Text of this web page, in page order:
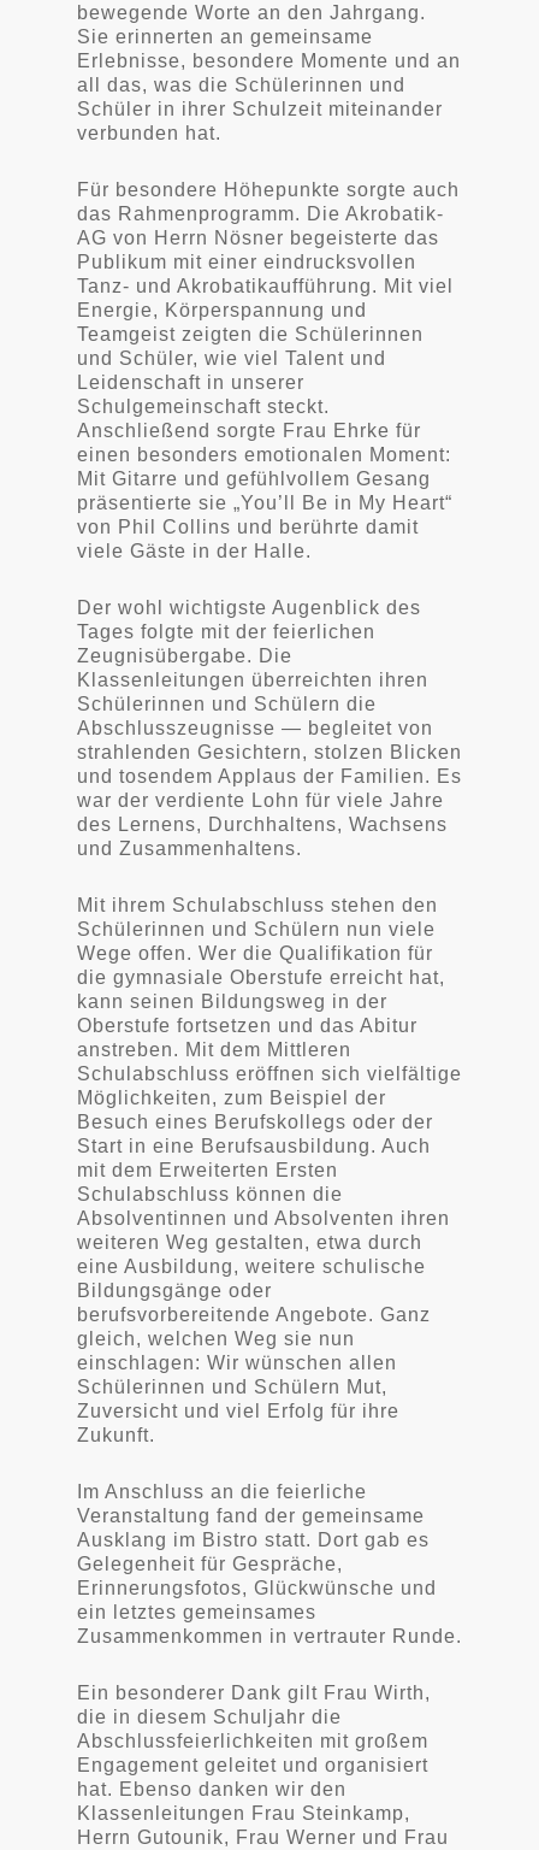
bewegende Worte an den Jahrgang.
Sie erinnerten an gemeinsame
Erlebnisse, besondere Momente und an
all das, was die Schülerinnen und
Schüler in ihrer Schulzeit miteinander
verbunden hat.
Für besondere Höhepunkte sorgte auch
das Rahmenprogramm. Die Akrobatik-
AG von Herrn Nösner begeisterte das
Publikum mit einer eindrucksvollen
Tanz- und Akrobatikaufführung. Mit viel
Energie, Körperspannung und
Teamgeist zeigten die Schülerinnen
und Schüler, wie viel Talent und
Leidenschaft in unserer
Schulgemeinschaft steckt.
Anschließend sorgte Frau Ehrke für
einen besonders emotionalen Moment:
Mit Gitarre und gefühlvollem Gesang
präsentierte sie „You’ll Be in My Heart“
von Phil Collins und berührte damit
viele Gäste in der Halle.
Der wohl wichtigste Augenblick des
Tages folgte mit der feierlichen
Zeugnisübergabe. Die
Klassenleitungen überreichten ihren
Schülerinnen und Schülern die
Abschlusszeugnisse — begleitet von
strahlenden Gesichtern, stolzen Blicken
und tosendem Applaus der Familien. Es
war der verdiente Lohn für viele Jahre
des Lernens, Durchhaltens, Wachsens
und Zusammenhaltens.
Mit ihrem Schulabschluss stehen den
Schülerinnen und Schülern nun viele
Wege offen. Wer die Qualifikation für
die gymnasiale Oberstufe erreicht hat,
kann seinen Bildungsweg in der
Oberstufe fortsetzen und das Abitur
anstreben. Mit dem Mittleren
Schulabschluss eröffnen sich vielfältige
Möglichkeiten, zum Beispiel der
Besuch eines Berufskollegs oder der
Start in eine Berufsausbildung. Auch
mit dem Erweiterten Ersten
Schulabschluss können die
Absolventinnen und Absolventen ihren
weiteren Weg gestalten, etwa durch
eine Ausbildung, weitere schulische
Bildungsgänge oder
berufsvorbereitende Angebote. Ganz
gleich, welchen Weg sie nun
einschlagen: Wir wünschen allen
Schülerinnen und Schülern Mut,
Zuversicht und viel Erfolg für ihre
Zukunft.
Im Anschluss an die feierliche
Veranstaltung fand der gemeinsame
Ausklang im Bistro statt. Dort gab es
Gelegenheit für Gespräche,
Erinnerungsfotos, Glückwünsche und
ein letztes gemeinsames
Zusammenkommen in vertrauter Runde.
Ein besonderer Dank gilt Frau Wirth,
die in diesem Schuljahr die
Abschlussfeierlichkeiten mit großem
Engagement geleitet und organisiert
hat. Ebenso danken wir den
Klassenleitungen Frau Steinkamp,
Herrn Gutounik, Frau Werner und Frau